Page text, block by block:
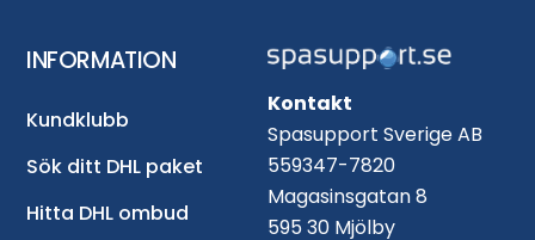
INFORMATION
Kundklubb
Sök ditt DHL paket
Hitta DHL ombud
Kontakt
Spasupport Sverige AB
559347-7820
Magasinsgatan 8
595 30 Mjölby